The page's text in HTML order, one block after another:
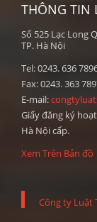
THÔNG TIN
Số 525 Lạc Long
TP. Hà Nội
Tel: 0243. 636
Fax: 0243. 363
E-mail:
Giấy đăng ký
Hà Nội cấp.
Xem Trên Bản đồ
Công ty Luật